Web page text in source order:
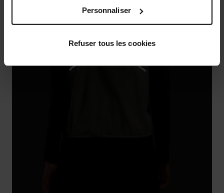
Personnaliser
Refuser tous les cookies
-10°
-15°
-20°
-10°
-15°
-20°